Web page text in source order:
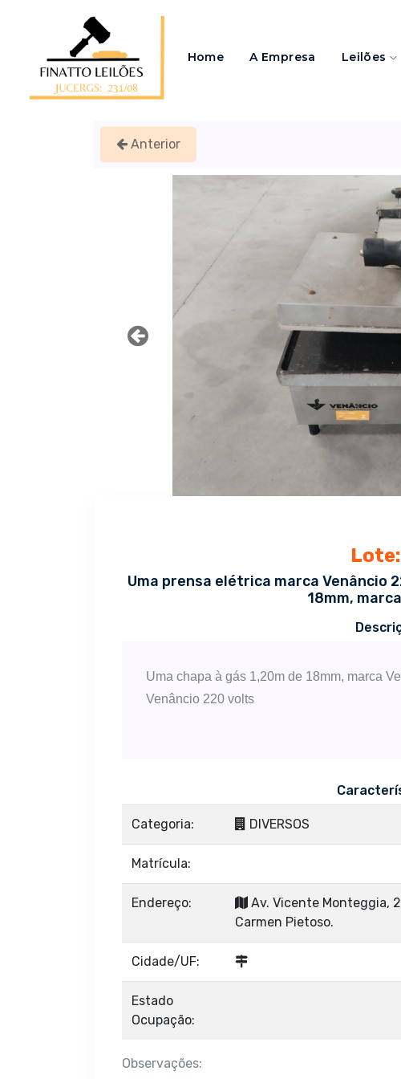
Home A Empresa Leilões
Anterior
Previous
Uma prensa elétrica marca Venâncio
18mm,
Uma chapa à gás 1,20m de 18mm, marca
Venâncio 220 volts
Categoria: DIVERSOS
Matrícula:
Endereço:
Av. Vicente Monteggia,
Carmen Pietoso.
Cidade/UF:
Estado
Ocupação:
Observações: